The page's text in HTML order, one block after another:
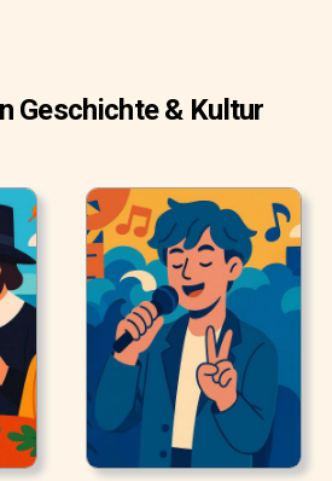
Geschichte & Kultur